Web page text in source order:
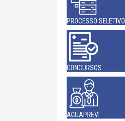
PROCESSO SELETIVO
CONCURSOS
AGUAPREVI